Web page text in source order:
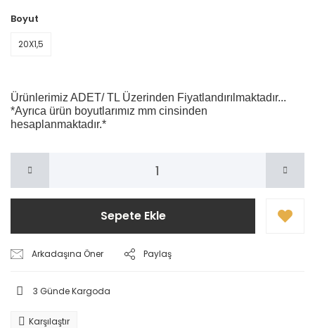
Boyut
20X1,5
Ürünlerimiz ADET/ TL Üzerinden Fiyatlandırılmaktadır...
*Ayrıca ürün boyutlarımız mm cinsinden
hesaplanmaktadır.*
Sepete Ekle
Arkadaşına Öner Paylaş
3 Günde Kargoda
Karşılaştır